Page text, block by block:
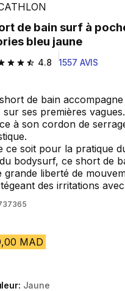
bleu jaune
4.8
out of 5 stars from 1557
1557 AVIS
de bain
sur ses premières
à son cordon de
ce soit pour la pratique
bodysurf, ce short de
grande liberté de
des irritations
MAD
Jaune